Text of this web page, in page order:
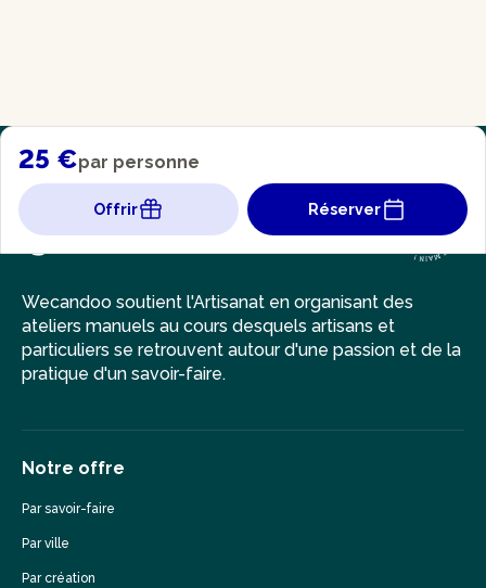
25 €par personne
Offrir Réserver
Wecandoo soutient l'Artisanat en organisant des
ateliers manuels au cours desquels artisans et
particuliers se retrouvent autour d'une passion et de la
pratique d'un savoir-faire.
Notre offre
Par savoir-faire
Par ville
Par création